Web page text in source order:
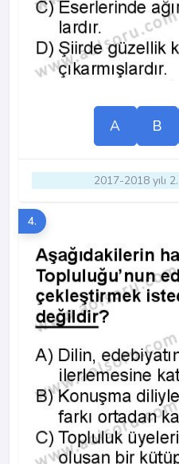
A B
2017-2018 yılı
4.